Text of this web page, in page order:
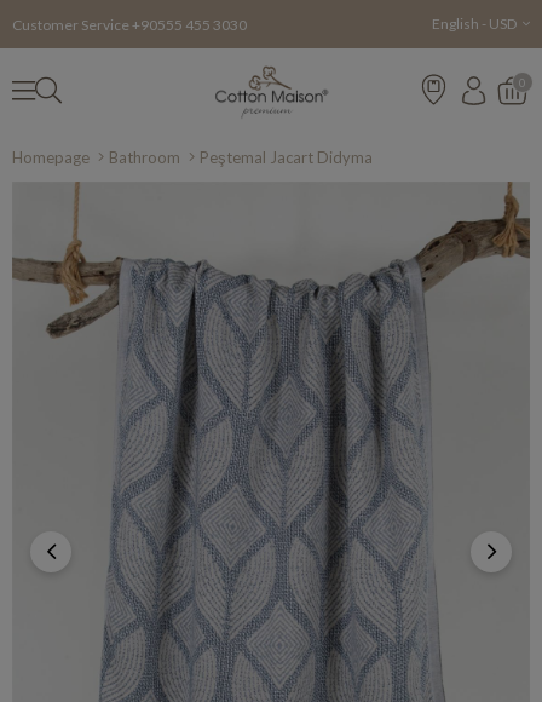
Customer Service +90555 455 3030 English - USD
0
Homepage Bathroom Peştemal Jacart Didyma